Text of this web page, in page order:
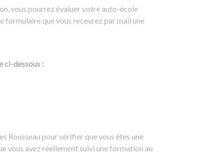
vous pourrez évaluer votre auto-école
formulaire que vous recevrez par mail une
ci-dessous :
Rousseau pour vérifier que vous êtes une
vous avez réellement suivi une formation au